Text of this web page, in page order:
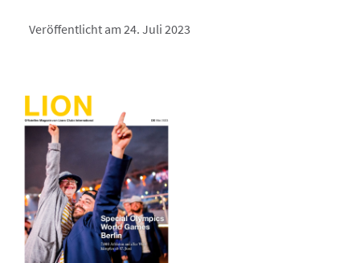
Veröffentlicht am 24. Juli 2023